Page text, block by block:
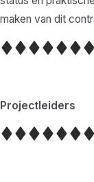
maken van dit
Projectleiders